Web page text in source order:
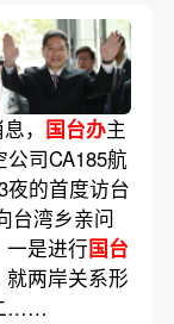
， 国台办主
司CA185航
夜的首度访台
台湾乡亲问
是进行国台
两岸关系形
……